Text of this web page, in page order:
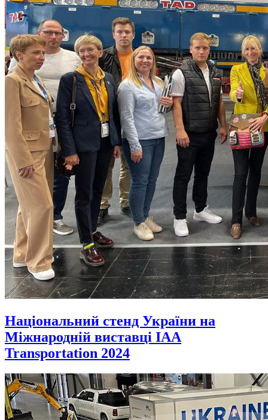
Національний стенд України на
Міжнародній виставці IAA
Transportation 2024